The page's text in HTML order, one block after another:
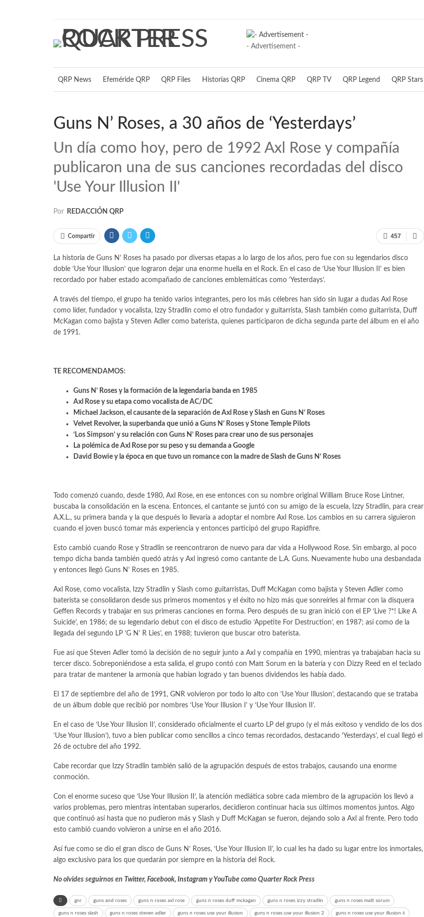
- Advertisement -
QRP News Efeméride QRP QRP Files Historias QRP Cinema QRP QRP TV QRP Legend QRP Stars
Guns N’ Roses, a 30 años de ‘Yesterdays’
Un día como hoy, pero de 1992 Axl Rose y compañía
publicaron una de sus canciones recordadas del disco
'Use Your Illusion II'
Por REDACCIÓN QRP
457
Compartir
La historia de Guns N’ Roses ha pasado por diversas etapas a lo largo de los años, pero fue con su legendarios disco
doble ‘Use Your Illusion’ que lograron dejar una enorme huella en el Rock. En el caso de ‘Use Your Illusion II’ es bien
recordado por haber estado acompañado de canciones emblemáticas como ‘Yesterdays’.
A través del tiempo, el grupo ha tenido varios integrantes, pero los más célebres han sido sin lugar a dudas Axl Rose
como líder, fundador y vocalista, Izzy Stradlin como el otro fundador y guitarrista, Slash también como guitarrista, Duff
McKagan como bajista y Steven Adler como baterista, quienes participaron de dicha segunda parte del álbum en el año
de 1991.
TE RECOMENDAMOS:
Guns N’ Roses y la formación de la legendaria banda en 1985
Axl Rose y su etapa como vocalista de AC/DC
Michael Jackson, el causante de la separación de Axl Rose y Slash en Guns N’ Roses
Velvet Revolver, la superbanda que unió a Guns N’ Roses y Stone Temple Pilots
‘Los Simpson’ y su relación con Guns N’ Roses para crear uno de sus personajes
La polémica de Axl Rose por su peso y su demanda a Google
David Bowie y la época en que tuvo un romance con la madre de Slash de Guns N’ Roses
Todo comenzó cuando, desde 1980, Axl Rose, en ese entonces con su nombre original William Bruce Rose Lintner,
buscaba la consolidación en la escena. Entonces, el cantante se juntó con su amigo de la escuela, Izzy Stradlin, para crear
A.X.L., su primera banda y la que después lo llevaría a adoptar el nombre Axl Rose. Los cambios en su carrera siguieron
cuando el joven buscó tomar más experiencia y entonces participó del grupo Rapidfire.
Esto cambió cuando Rose y Stradlin se reencontraron de nuevo para dar vida a Hollywood Rose. Sin embargo, al poco
tempo dicha banda también quedó atrás y Axl ingresó como cantante de L.A. Guns. Nuevamente hubo una desbandada
y entonces llegó Guns N’ Roses en 1985.
Axl Rose, como vocalista, Izzy Stradlin y Slash como guitarristas, Duff McKagan como bajista y Steven Adler como
baterista se consolidaron desde sus primeros momentos y el éxito no hizo más que sonreírles al firmar con la disquera
Geffen Records y trabajar en sus primeras canciones en forma. Pero después de su gran inició con el EP ‘Live ?*! Like A
Suicide’, en 1986; de su legendario debut con el disco de estudio ‘Appetite For Destruction’, en 1987; así como de la
llegada del segundo LP ‘G N’ R Lies’, en 1988; tuvieron que buscar otro baterista.
Fue así que Steven Adler tomó la decisión de no seguir junto a Axl y compañía en 1990, mientras ya trabajaban hacia su
tercer disco. Sobreponiéndose a esta salida, el grupo contó con Matt Sorum en la batería y con Dizzy Reed en el teclado
para tratar de mantener la armonía que habían logrado y tan buenos dividendos les había dado.
El 17 de septiembre del año de 1991, GNR volvieron por todo lo alto con ‘Use Your Illusion’, destacando que se trataba
de un álbum doble que recibió por nombres ‘Use Your Illusion I’ y ‘Use Your Illusion II’.
En el caso de ‘Use Your Illusion II’, considerado oficialmente el cuarto LP del grupo (y el más exitoso y vendido de los dos
‘Use Your Illusion’), tuvo a bien publicar como sencillos a cinco temas recordados, destacando ‘Yesterdays’, el cual llegó el
26 de octubre del año 1992.
Cabe recordar que Izzy Stradlin también salió de la agrupación después de estos trabajos, causando una enorme
conmoción.
Con el enorme suceso que ‘Use Your Illusion II’, la atención mediática sobre cada miembro de la agrupación los llevó a
varios problemas, pero mientras intentaban superarlos, decidieron continuar hacia sus últimos momentos juntos. Algo
que continuó así hasta que no pudieron más y Slash y Duff McKagan se fueron, dejando solo a Axl al frente. Pero todo
esto cambió cuando volvieron a unirse en el año 2016.
Así fue como se dio el gran disco de Guns N’ Roses, ‘Use Your Illusion II’, lo cual les ha dado su lugar entre los inmortales,
algo exclusivo para los que quedarán por siempre en la historia del Rock.
No olvides seguirnos en Twitter, Facebook, Instagram y YouTube como Quarter Rock Press
gnr guns and roses guns n roses axl rose guns n roses duff mckagan guns n roses izzy stradlin guns n roses matt sorum
guns n roses slash guns n roses steven adler guns n roses use your illusion guns n roses use your illusion 2 guns n roses use your illusion ii